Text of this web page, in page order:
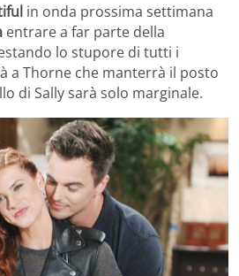
in onda prossima settimana
entrare a far parte della
lo stupore di tutti i
a Thorne che manterrà il posto
di Sally sarà solo marginale.